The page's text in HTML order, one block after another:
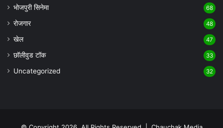
भोजपुरी सिनेमा 68
रोजगार 48
खेल 47
छॉलीवुड टॉक 33
Uncategorized 32